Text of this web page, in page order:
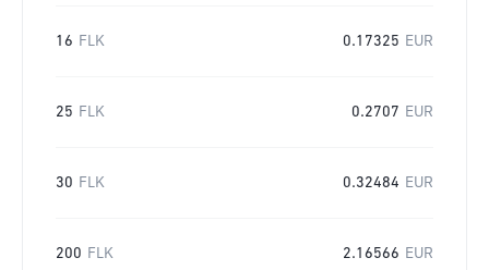
16 FLK 0.17325 EUR
25 FLK 0.2707 EUR
30 FLK 0.32484 EUR
200 FLK 2.16566 EUR